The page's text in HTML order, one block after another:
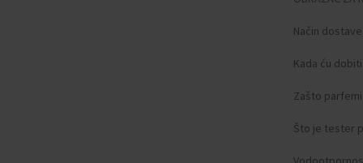
Opseg isporuke: Kutija, Upute, Pakiranje,
Način dostave
Kada ću
Zašto
Što je tester